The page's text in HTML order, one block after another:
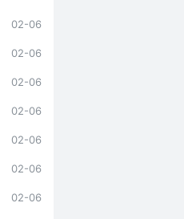
02-06
02-06
02-06
02-06
02-06
02-06
02-06